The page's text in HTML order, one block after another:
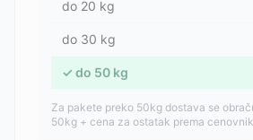
do 20 kg
do 30 kg
✓ do 50 kg
Za pakete preko 50kg dostava se
50kg + cena za ostatak prema